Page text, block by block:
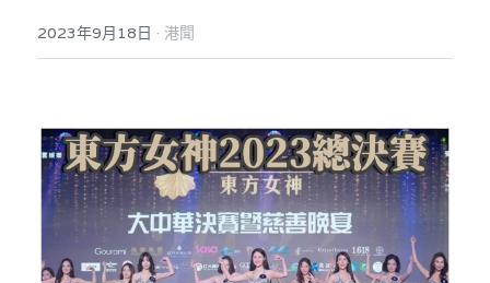
娛樂
反華推手懶人包
民主派騙案十式
反華推手起底
KOL 專欄
林淑芳專欄
屈穎妍專欄
絕密法庭檔案
醫院口岸爆炸案
生活
2023年9月18日 · 港聞